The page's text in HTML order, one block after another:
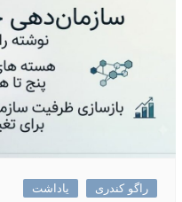
راگو کندری یاداشت